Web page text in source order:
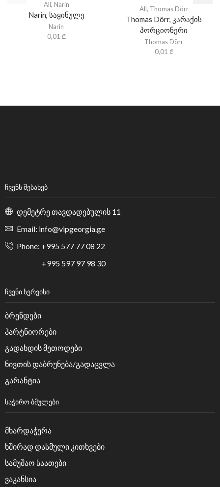
All, Narin
Narin, საყინულე
Narin
0,01 ₾
All, Thomas Dörr
Thomas Dörr, კარაქის
პორციონერი
Thomas Dörr
0,01 ₾
ᲩᲕᲔᲜᲡ ᲨᲔᲡᲐᲮᲔᲑ
დემეტრე თავდადებულის 11
Email: info@vipgeorgia.ge
Phone: +995 577 77 08 22
+995 597 97 98 30
ᲩᲕᲔᲜᲘ ᲡᲔᲠᲕᲘᲡᲘ
ბრენდები
პარტნიორები
გადახდის მეთოდები
ნივთის დაბრუნება/გადაცვლა
გარანტია
ᲡᲐᲭᲘᲠᲝ ᲑᲛᲣᲚᲔᲑᲘ
მხარდაჭერა
ხშირად დასმული კითხვები
სამუშაო საათები
ვაკანსია